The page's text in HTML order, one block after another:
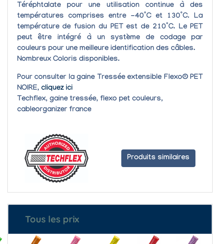
Téréphtalate pour une utilisation continue à des
températures comprises entre -40°C et 130°C. La
température de fusion du PET est de 210°C. Le PET
peut être intégré à un système de codage par
couleurs pour une meilleure identification des câbles.
Nombreux Coloris disponibles.
Pour consulter la gaine Tressée extensible Flexo® PET
NOIRE, cliquez ici
Techflex, gaine tressée, flexo pet couleurs,
cableorganizer france
Produits similaires
Tous les prix